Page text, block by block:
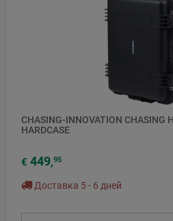
CHASING-INNOVATION CHASING
HARDCASE
€ 449,95
Доставка 5 - 6 дней